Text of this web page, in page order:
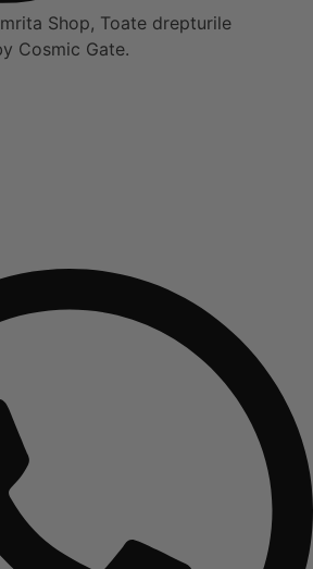
Shop, Toate drepturile
Cosmic Gate.